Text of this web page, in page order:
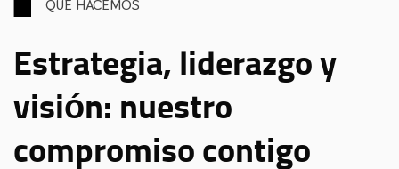
QUE HACEMOS
Estrategia, liderazgo y
visión: nuestro
compromiso contigo